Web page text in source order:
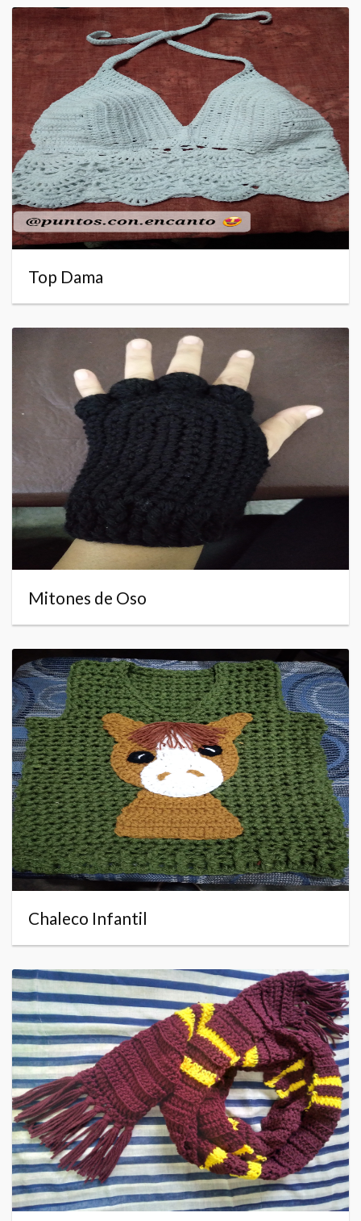
Top Dama
Mitones de Oso
Chaleco Infantil